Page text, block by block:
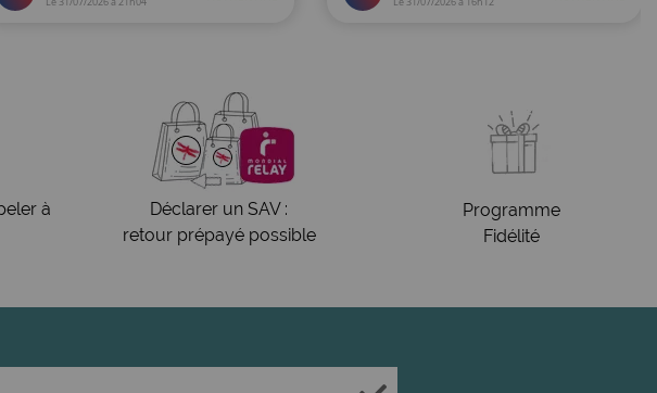
à
Déclarer un SAV :
retour prépayé possible
Programme
Fidélité